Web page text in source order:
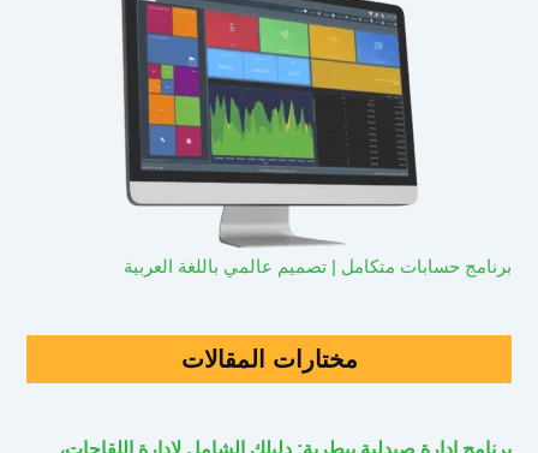
برنامج حسابات متكامل | تصميم عالمي باللغة العربية
مختارات المقالات